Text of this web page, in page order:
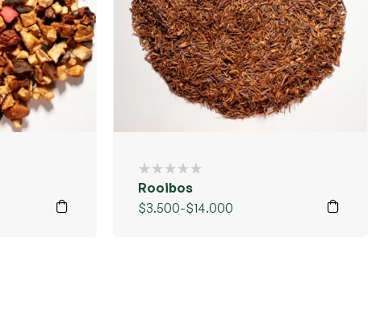
Rooibos
$3.500-$14.000